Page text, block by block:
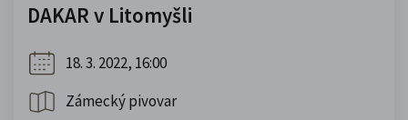
DAKAR v Litomyšli
18. 3. 2022, 16:00
Zámecký pivovar